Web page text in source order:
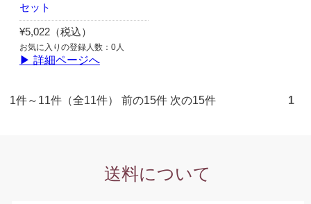
セット
¥5,022（税込）
お気に入りの登録人数：0人
▶ 詳細ページへ
1件～11件（全11件） 前の15件 次の15件 1
送料について